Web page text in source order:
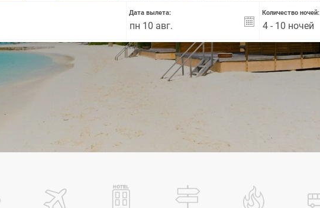
Дата вылета: Количество ночей:
4 - 10 ночей